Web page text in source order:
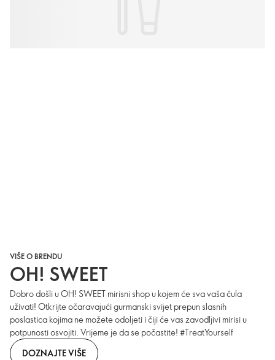
VIŠE O BRENDU
OH! SWEET
Dobro došli u OH! SWEET mirisni shop u kojem će sva vaša čula
uživati! Otkrijte očaravajući gurmanski svijet prepun slasnih
poslastica kojima ne možete odoljeti i čiji će vas zavodljivi mirisi u
potpunosti osvojiti. Vrijeme je da se počastite! #TreatYourself
DOZNAJTE VIŠE